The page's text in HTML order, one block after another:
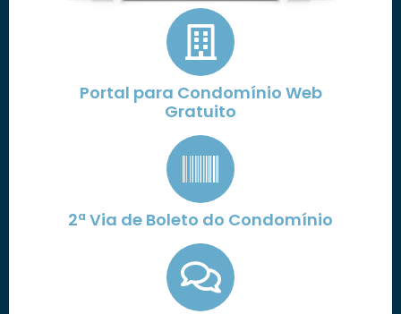
Portal para Condomínio Web
Gratuito
2ª Via de Boleto do Condomínio